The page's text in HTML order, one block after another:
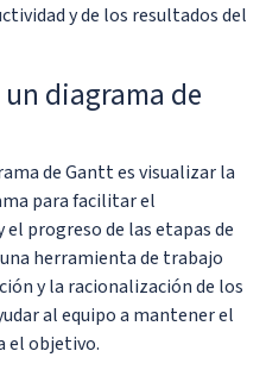
y de los resultados del
un diagrama de
de Gantt es visualizar la
para facilitar el
progreso de las etapas de
herramienta de trabajo
y la racionalización de los
al equipo a mantener el
el objetivo.